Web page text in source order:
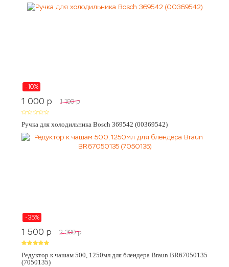
-10%
1 000 p 1 100 p
Ручка для холодильника Bosch 369542 (00369542)
-35%
1 500 p 2 300 p
Редуктор к чашам 500, 1250мл для блендера Braun BR67050135
(7050135)